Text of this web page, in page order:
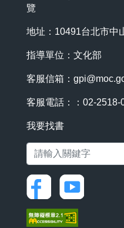
覽
地址：10491台北市中
指導單位：文化部
客服信箱：
客服電話：：02-2518-
我要找書